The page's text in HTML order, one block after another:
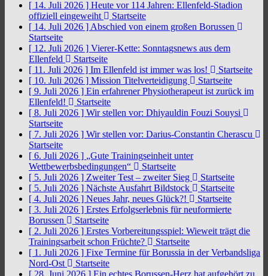
[ 14. Juli 2026 ] Heute vor 114 Jahren: Ellenfeld-Stadion
offiziell eingeweiht
Startseite
[ 14. Juli 2026 ] Abschied von einem großen Borussen
Startseite
[ 12. Juli 2026 ] Vierer-Kette: Sonntagsnews aus dem
Ellenfeld
Startseite
[ 11. Juli 2026 ] Im Ellenfeld ist immer was los!
Startseite
[ 10. Juli 2026 ] Mission Titelverteidigung
Startseite
[ 9. Juli 2026 ] Ein erfahrener Physiotherapeut ist zurück im
Ellenfeld!
Startseite
[ 8. Juli 2026 ] Wir stellen vor: Dhiyauldin Fouzi Souysi
Startseite
[ 7. Juli 2026 ] Wir stellen vor: Darius-Constantin Cherascu
Startseite
[ 6. Juli 2026 ] „Gute Trainingseinheit unter
Wettbewerbsbedingungen“
Startseite
[ 5. Juli 2026 ] Zweiter Test – zweiter Sieg
Startseite
[ 5. Juli 2026 ] Nächste Ausfahrt Bildstock
Startseite
[ 4. Juli 2026 ] Neues Jahr, neues Glück?!
Startseite
[ 3. Juli 2026 ] Erstes Erfolgserlebnis für neuformierte
Borussen
Startseite
[ 2. Juli 2026 ] Erstes Vorbereitungsspiel: Wieweit trägt die
Trainingsarbeit schon Früchte?
Startseite
[ 1. Juli 2026 ] Fixe Termine für Borussia in der Verbandsliga
Nord-Ost
Startseite
[ 28. Juni 2026 ] Ein echtes Borussen-Herz hat aufgehört zu